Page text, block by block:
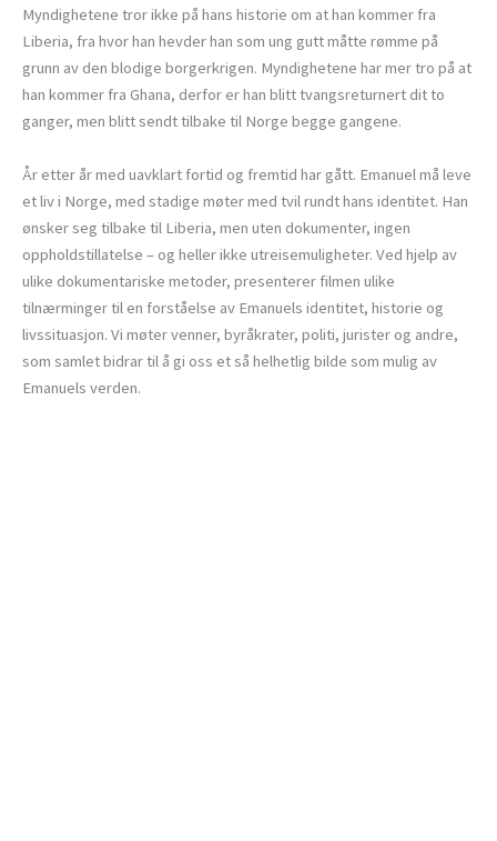
Myndighetene tror ikke på hans historie om at han kommer fra
Liberia, fra hvor han hevder han som ung gutt måtte rømme på
grunn av den blodige borgerkrigen. Myndighetene har mer tro på at
han kommer fra Ghana, derfor er han blitt tvangsreturnert dit to
ganger, men blitt sendt tilbake til Norge begge gangene.
År etter år med uavklart fortid og fremtid har gått. Emanuel må leve
et liv i Norge, med stadige møter med tvil rundt hans identitet. Han
ønsker seg tilbake til Liberia, men uten dokumenter, ingen
oppholdstillatelse – og heller ikke utreisemuligheter. Ved hjelp av
ulike dokumentariske metoder, presenterer filmen ulike
tilnærminger til en forståelse av Emanuels identitet, historie og
livssituasjon. Vi møter venner, byråkrater, politi, jurister og andre,
som samlet bidrar til å gi oss et så helhetlig bilde som mulig av
Emanuels verden.